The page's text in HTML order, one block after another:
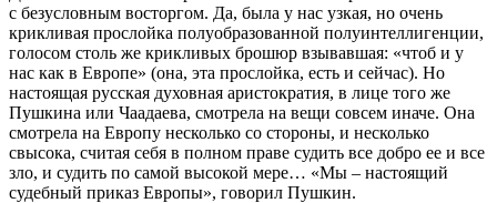
с безусловным восторгом. Да, была у нас узкая, но очень
крикливая прослойка полуобразованной полуинтеллигенции,
голосом столь же крикливых брошюр взывавшая: «чтоб и у
нас как в Европе» (она, эта прослойка, есть и сейчас). Но
настоящая русская духовная аристократия, в лице того же
Пушкина или Чаадаева, смотрела на вещи совсем иначе. Она
смотрела на Европу несколько со стороны, и несколько
свысока, считая себя в полном праве судить все добро ее и все
зло, и судить по самой высокой мере… «Мы – настоящий
судебный приказ Европы», говорил Пушкин.